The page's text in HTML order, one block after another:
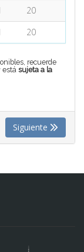
20
20
recuerde
estásujeta a la
Siguiente